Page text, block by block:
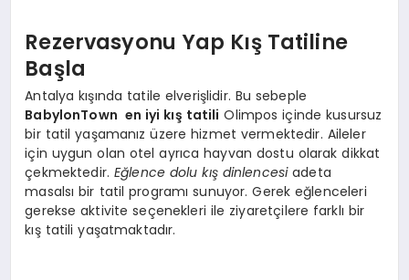
Rezervasyonu Yap Kış Tatiline
Başla
Antalya kışında tatile elverişlidir. Bu sebeple
BabylonTown en iyi kış tatili Olimpos içinde kusursuz
bir tatil yaşamanız üzere hizmet vermektedir. Aileler
için uygun olan otel ayrıca hayvan dostu olarak dikkat
çekmektedir. Eğlence dolu kış dinlencesiadeta
masalsı bir tatil programı sunuyor. Gerek eğlenceleri
gerekse aktivite seçenekleri ile ziyaretçilere farklı bir
kış tatili yaşatmaktadır.